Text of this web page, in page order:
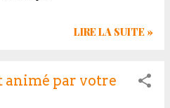
d’améliorations ont
LIRE LA SUITE »
animé par votre